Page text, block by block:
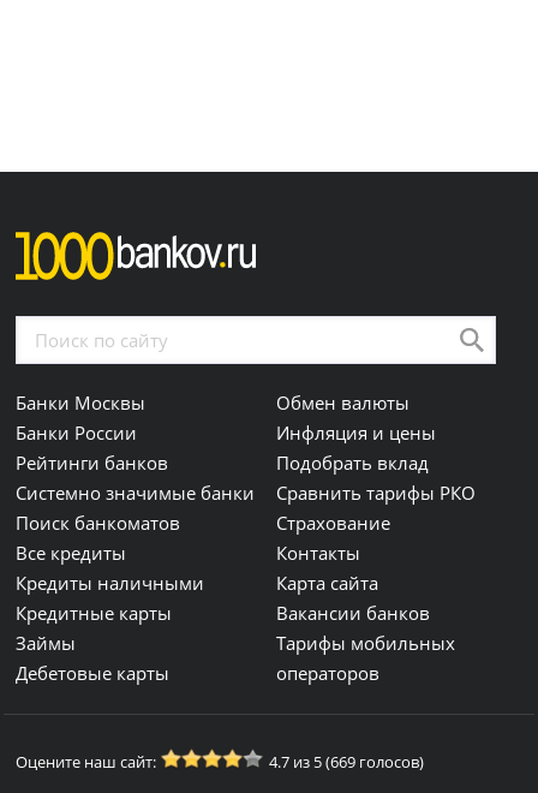
Банки Москвы
Банки России
Рейтинги банков
Системно значимые банки
Поиск банкоматов
Все кредиты
Кредиты наличными
Кредитные карты
Займы
Дебетовые карты
Обмен валюты
Инфляция и цены
Подобрать вклад
Сравнить тарифы РКО
Страхование
Контакты
Карта сайта
Вакансии банков
Тарифы мобильных
операторов
Оцените наш сайт: 4.7 из 5 (669 голосов)